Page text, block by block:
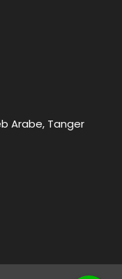
Arabe, Tanger